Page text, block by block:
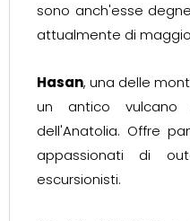
sono anch'esse
attualmente di
Hasan, una delle
un antico
dell'Anatolia. Offre
appassionati di
escursionisti.